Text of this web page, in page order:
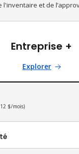
l'inventaire et de
Entreprise +
Explorer
$/mois)